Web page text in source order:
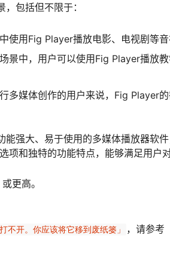
包括但不限于：
使用Fig Player播放电影、电视剧等
景中，用户可以使用Fig Player播放
多媒体创作的用户来说，Fig Player
强大、易于使用的多媒体播放器软
项和独特的功能特点，能够满足用户
更高。
不开。你应该将它移到废纸篓」 ，请参考